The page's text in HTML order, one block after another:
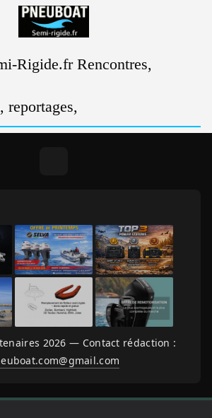
Rigide.fr Rencontres,
reportages,
2026 — Contact rédaction :